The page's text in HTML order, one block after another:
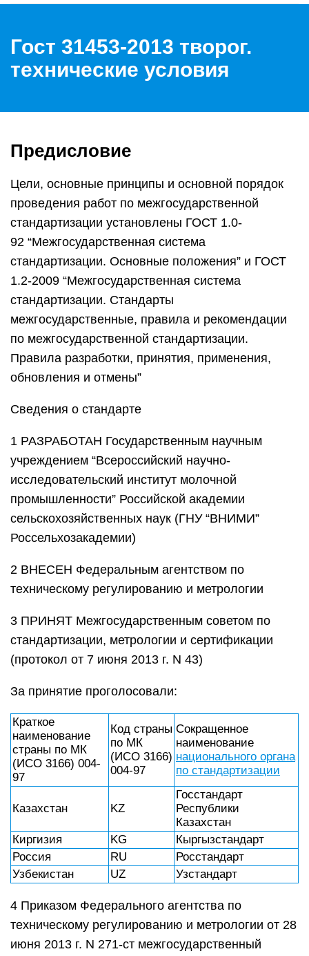
Гост 31453-2013 творог.
технические условия
Предисловие
Цели, основные принципы и основной порядок
проведения работ по межгосударственной
стандартизации установлены ГОСТ 1.0-
92 “Межгосударственная система
стандартизации. Основные положения” и ГОСТ
1.2-2009 “Межгосударственная система
стандартизации. Стандарты
межгосударственные, правила и рекомендации
по межгосударственной стандартизации.
Правила разработки, принятия, применения,
обновления и отмены”
Сведения о стандарте
1 РАЗРАБОТАН Государственным научным
учреждением “Всероссийский научно-
исследовательский институт молочной
промышленности” Российской академии
сельскохозяйственных наук (ГНУ “ВНИМИ”
Россельхозакадемии)
2 ВНЕСЕН Федеральным агентством по
техническому регулированию и метрологии
3 ПРИНЯТ Межгосударственным советом по
стандартизации, метрологии и сертификации
(протокол от 7 июня 2013 г. N 43)
За принятие проголосовали:
Краткое
наименование
страны по МК
(ИСО 3166) 004-
97
Код страны
по МК
(ИСО 3166)
004-97
Сокращенное
наименование
национального органа
по стандартизации
Казахстан KZ
Госстандарт
Республики
Казахстан
Киргизия
KG
Кыргызстандарт
Россия
RU
Росстандарт
Узбекистан
UZ Узстандарт
4 Приказом Федерального агентства по
техническому регулированию и метрологии от 28
июня 2013 г. N 271-ст межгосударственный